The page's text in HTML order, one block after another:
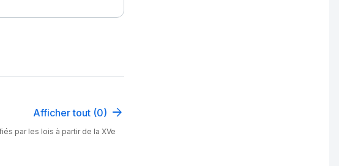
Afficher tout (0)
par les lois à partir de la XVe